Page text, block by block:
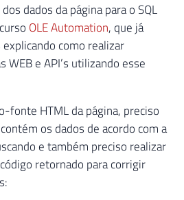
dados da página para o SQL
OLE Automation, que já
como realizar
WEB e API’s utilizando esse
fonte HTML da página, preciso
os dados de acordo com a
e também preciso realizar
retornado para corrigir